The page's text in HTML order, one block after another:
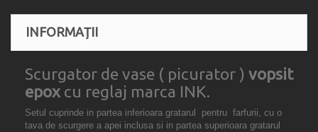
INFORMAȚII
Scurgator de vase ( picurator ) vopsit
epox cu reglaj marca INK.
Setul cuprinde in partea inferioara gratarul pentru farfurii, cu o
tava de scurgere a apei inclusa si in partea superioara gratarul